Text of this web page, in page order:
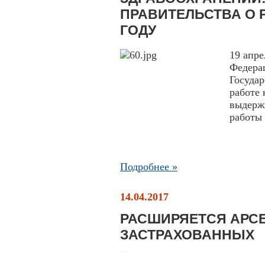
ПРАВИТЕЛЬСТВА О
ГОДУ
19
работы
Подробнее »
14.04.2017
РАСШИРЯЕТСЯ
ЗАСТРАХОВАННЫХ